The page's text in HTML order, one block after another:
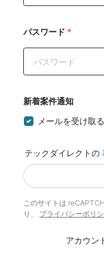
パスワード *
新着案件通知
メールを受け取
テックダイレクトの
このサイトは
り、 プライバシーポリ
アカウン